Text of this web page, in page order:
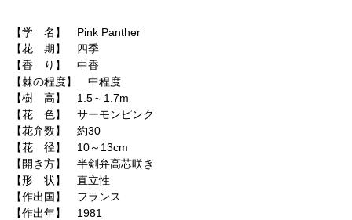
【学 名】 Pink Panther
【花 期】 四季
【香 り】 中香
【棘の程度】 中程度
【樹 高】 1.5～1.7m
【花 色】 サーモンピンク
【花弁数】 約30
【花 径】 10～13cm
【開き方】 半剣弁高芯咲き
【形 状】 直立性
【作出国】 フランス
【作出年】 1981